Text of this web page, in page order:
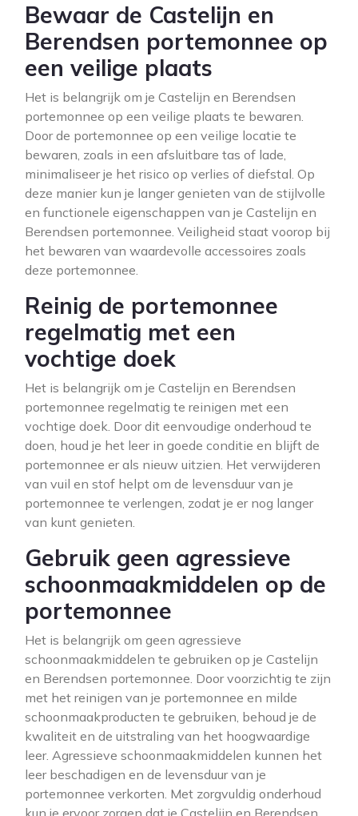
Bewaar de Castelijn en
Berendsen portemonnee op
een veilige plaats
Het is belangrijk om je Castelijn en Berendsen
portemonnee op een veilige plaats te bewaren.
Door de portemonnee op een veilige locatie te
bewaren, zoals in een afsluitbare tas of lade,
minimaliseer je het risico op verlies of diefstal. Op
deze manier kun je langer genieten van de stijlvolle
en functionele eigenschappen van je Castelijn en
Berendsen portemonnee. Veiligheid staat voorop bij
het bewaren van waardevolle accessoires zoals
deze portemonnee.
Reinig de portemonnee
regelmatig met een
vochtige doek
Het is belangrijk om je Castelijn en Berendsen
portemonnee regelmatig te reinigen met een
vochtige doek. Door dit eenvoudige onderhoud te
doen, houd je het leer in goede conditie en blijft de
portemonnee er als nieuw uitzien. Het verwijderen
van vuil en stof helpt om de levensduur van je
portemonnee te verlengen, zodat je er nog langer
van kunt genieten.
Gebruik geen agressieve
schoonmaakmiddelen op de
portemonnee
Het is belangrijk om geen agressieve
schoonmaakmiddelen te gebruiken op je Castelijn
en Berendsen portemonnee. Door voorzichtig te zijn
met het reinigen van je portemonnee en milde
schoonmaakproducten te gebruiken, behoud je de
kwaliteit en de uitstraling van het hoogwaardige
leer. Agressieve schoonmaakmiddelen kunnen het
leer beschadigen en de levensduur van je
portemonnee verkorten. Met zorgvuldig onderhoud
kun je ervoor zorgen dat je Castelijn en Berendsen